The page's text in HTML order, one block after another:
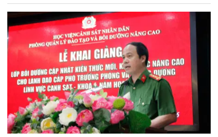
Tuấn, Phó Giám đốc Học viện dự và chủ trì buổi Tọa đàm.